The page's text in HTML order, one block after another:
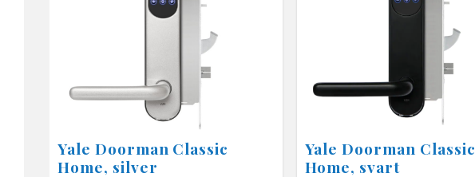
Yale Doorman Classic
Home, silver
Yale Doorman Classic
Home, svart